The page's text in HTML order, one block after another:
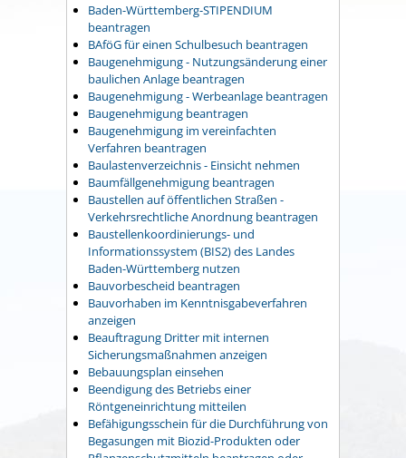
Baden-Württemberg-STIPENDIUM
beantragen
BAföG für einen Schulbesuch beantragen
Baugenehmigung - Nutzungsänderung einer
baulichen Anlage beantragen
Baugenehmigung - Werbeanlage beantragen
Baugenehmigung beantragen
Baugenehmigung im vereinfachten
Verfahren beantragen
Baulastenverzeichnis - Einsicht nehmen
Baumfällgenehmigung beantragen
Baustellen auf öffentlichen Straßen -
Verkehrsrechtliche Anordnung beantragen
Baustellenkoordinierungs- und
Informationssystem (BIS2) des Landes
Baden-Württemberg nutzen
Bauvorbescheid beantragen
Bauvorhaben im Kenntnisgabeverfahren
anzeigen
Beauftragung Dritter mit internen
Sicherungsmaßnahmen anzeigen
Bebauungsplan einsehen
Beendigung des Betriebs einer
Röntgeneinrichtung mitteilen
Befähigungsschein für die Durchführung von
Begasungen mit Biozid-Produkten oder